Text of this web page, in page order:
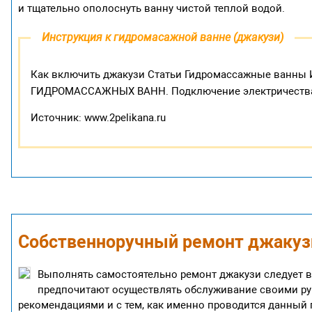
и тщательно ополоснуть ванну чистой теплой водой.
Инструкция к гидромасажной ванне (джакузи)
Как включить джакузи Статьи Гидромассажные
ГИДРОМАССАЖНЫХ ВАНН. Подключение
Источник: www.2pelikana.ru
Собственноручный ремонт
Выполнять самостоятельно ремонт джакузи
предпочитают осуществлять обслуживание своими
рекомендациями и с тем, как именно проводится